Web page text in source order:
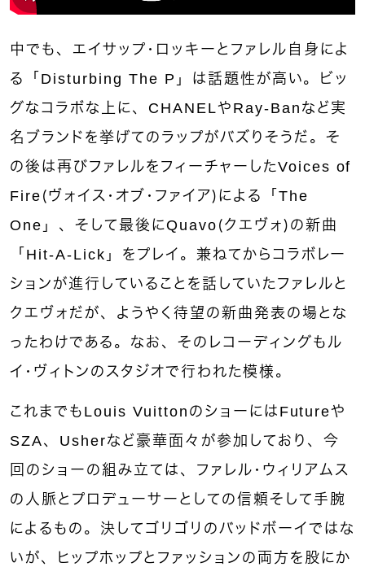
中でも、エイサップ・ロッキーとファレル自身によ
る「Disturbing The P」は話題性が高い。ビッ
グなコラボな上に、CHANELやRay-Banなど実
名ブランドを挙げてのラップがバズりそうだ。そ
の後は再びファレルをフィーチャーしたVoices of
Fire（ヴォイス・オブ・ファイア）による「The
One」、そして最後にQuavo（クエヴォ）の新曲
「Hit-A-Lick」をプレイ。兼ねてからコラボレー
ションが進行していることを話していたファレルと
クエヴォだが、ようやく待望の新曲発表の場とな
ったわけである。なお、そのレコーディングもル
イ・ヴィトンのスタジオで行われた模様。
これまでもLouis VuittonのショーにはFutureや
SZA、Usherなど豪華面々が参加しており、今
回のショーの組み立ては、ファレル・ウィリアムス
の人脈とプロデューサーとしての信頼そして手腕
によるもの。決してゴリゴリのバッドボーイではな
いが、ヒップホップとファッションの両方を股にか